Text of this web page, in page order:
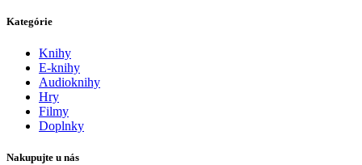
Kategórie
Knihy
E-knihy
Audioknihy
Hry
Filmy
Doplnky
Nakupujte u nás